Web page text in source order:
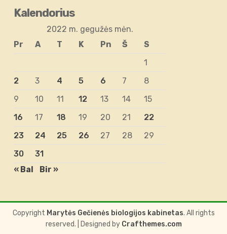
Kalendorius
2022 m. gegužės mėn.
Pr
A T K Pn Š
S
1
2
3 4 5 6 7
8
9
10 11 12 13 14
15
16
17 18 19 20 21
22
23
24 25 26 27 28
29
30
31
« Bal
Bir »
Copyright Marytės Gečienės biologijos kabinetas. All rights
reserved.
| Designed by Crafthemes.com